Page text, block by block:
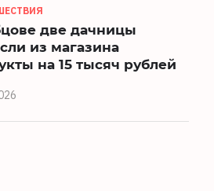
две дачницы
из магазина
на 15 тысяч рублей